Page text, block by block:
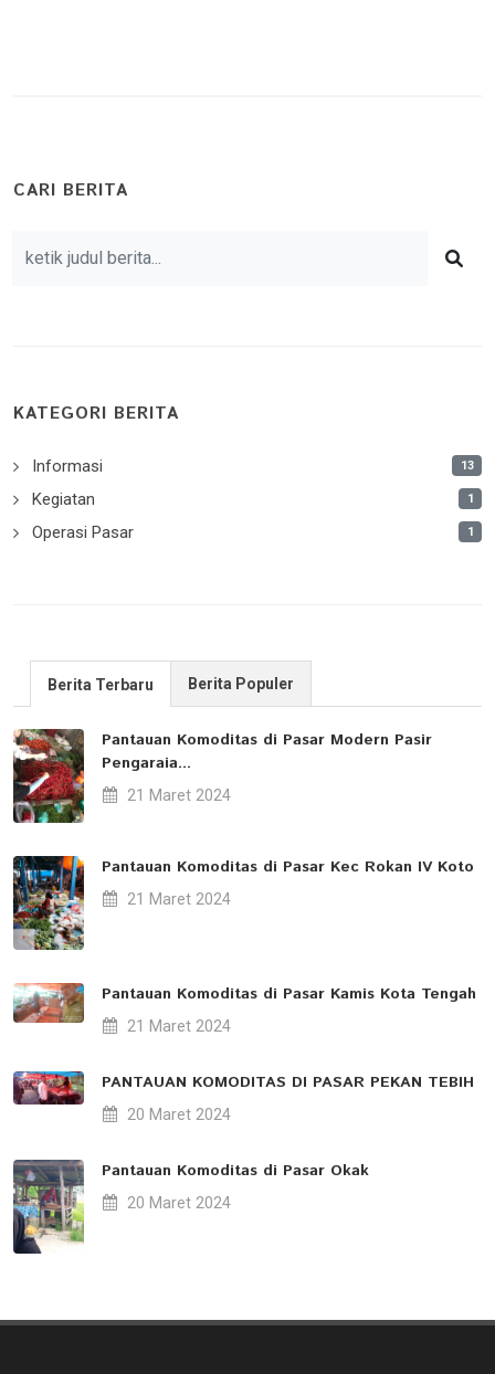
CARI BERITA
KATEGORI BERITA
Informasi 13
Kegiatan 1
Operasi Pasar 1
Berita Terbaru Berita Populer
Pantauan Komoditas di Pasar Modern Pasir
Pengaraia...
21 Maret 2024
Pantauan Komoditas di Pasar Kec Rokan IV Koto
21 Maret 2024
Pantauan Komoditas di Pasar Kamis Kota Tengah
21 Maret 2024
PANTAUAN KOMODITAS DI PASAR PEKAN TEBIH
20 Maret 2024
Pantauan Komoditas di Pasar Okak
20 Maret 2024